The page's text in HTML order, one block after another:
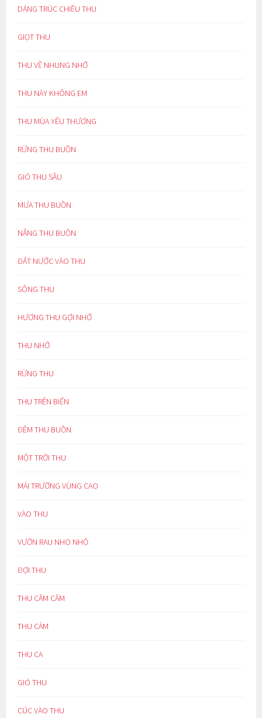
DÁNG TRÚC CHIỀU THU
GIỌT THU
THU VỀ NHUNG NHỚ
THU NÀY KHÔNG EM
THU MÙA YÊU THƯƠNG
RỪNG THU BUỒN
GIÓ THU SẦU
MƯA THU BUỒN
NẮNG THU BUỒN
ĐẤT NƯỚC VÀO THU
SÔNG THU
HƯƠNG THU GỢI NHỚ
THU NHỚ
RỪNG THU
THU TRÊN BIỂN
ĐÊM THU BUỒN
MỘT TRỜI THU
MÁI TRƯỜNG VÙNG CAO
VÀO THU
VƯỜN RAU NHO NHỎ
ĐỢI THU
THU CĂM CĂM
THU CẢM
THU CA
GIÓ THU
CÚC VÀO THU